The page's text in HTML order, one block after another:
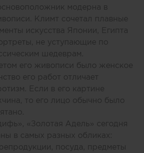
модерна в
Климт сочетал плавные
искусства Японии, Египта
не уступающие по
шедеврам.
его живописи было женское
его работ отличает
Если в его картине
то его лицо обычно было
«Золотая Адель» сегодня
в самых разных обликах:
посуда, предметы